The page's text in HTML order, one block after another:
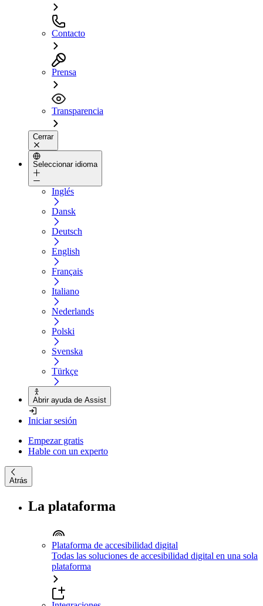
Contacto
Prensa
Transparencia
Cerrar
Seleccionar idioma
Inglés
Dansk
Deutsch
English
Français
Italiano
Nederlands
Polski
Svenska
Türkçe
Abrir ayuda de Assist
Iniciar sesión
Empezar gratis
Hable con un experto
Atrás
La plataforma
Plataforma de accesibilidad digital
Todas las soluciones de accesibilidad digital en una sola
plataforma